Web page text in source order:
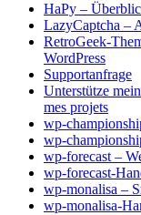
HaPy –
LazyCaptcha –
RetroGeek-
WordPress
Supportanfrage
Unterstütze
mes projets
wp-
wp-
wp-forecast –
wp-forecast-
wp-monalisa –
wp-monalisa-